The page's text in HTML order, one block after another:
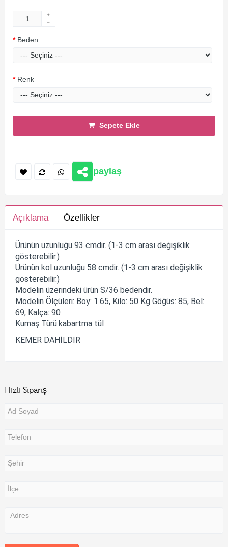
Beden
Renk
Sepete Ekle
paylaş
Açıklama Özellikler
Ürünün uzunluğu 93 cmdir. (1-3 cm arası değişiklik
gösterebilir.)
Ürünün kol uzunluğu 58 cmdir. (1-3 cm arası değişiklik
gösterebilir.)
Modelin üzerindeki ürün S/36 bedendir.
Modelin Ölçüleri: Boy: 1.65, Kilo: 50 Kg Göğüs: 85, Bel:
69, Kalça: 90
Kumaş Türü:kabartma tül
KEMER DAHİLDİR
Hızlı Sipariş